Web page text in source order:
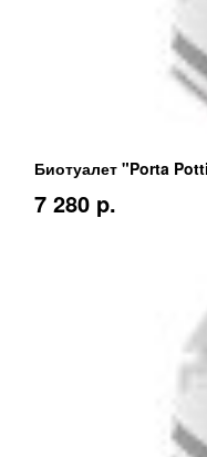
Биотуалет "Porta
7 280 p.